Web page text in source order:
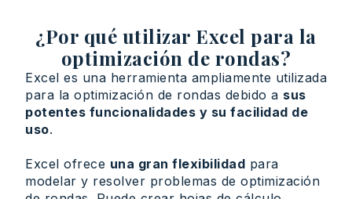
¿Por qué utilizar Excel para la
optimización de rondas?
Excel es una herramienta ampliamente utilizada
para la optimización de rondas debido a sus
potentes funcionalidades y su facilidad de
uso.
Excel ofrece una gran flexibilidad para
modelar y resolver problemas de optimización